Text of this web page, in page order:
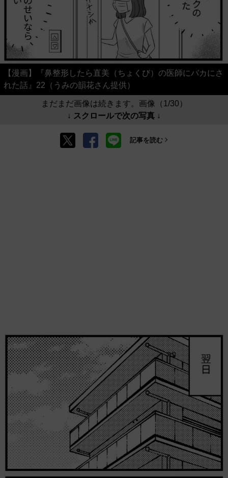
【漫画】『鼻整形したら直美（ちょくび）の医師にバカにさ
れた話』22（うみの韻花さん提供）
まだまだ画像は続きます。画像（1/30）
↓ スクロールで次の写真 ↓
記事を読む